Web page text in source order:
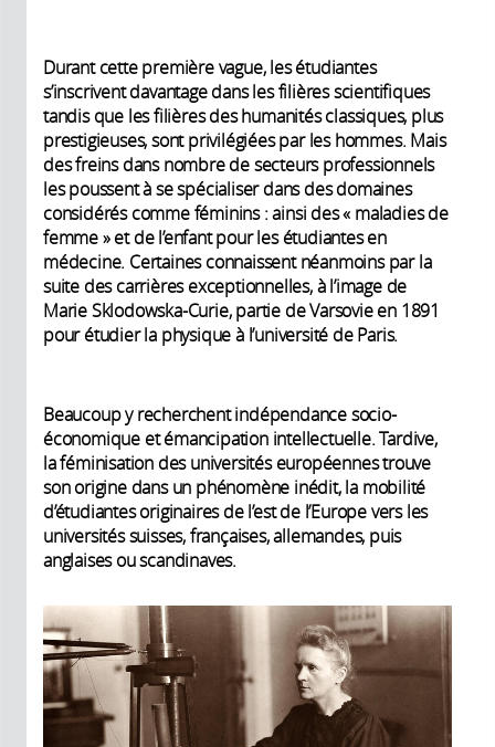
Durant cette première vague, les étudiantes
s’inscrivent davantage dans les filières scientifiques
tandis que les filières des humanités classiques, plus
prestigieuses, sont privilégiées par les hommes. Mais
des freins dans nombre de secteurs professionnels
les poussent à se spécialiser dans des domaines
considérés comme féminins : ainsi des « maladies de
femme » et de l’enfant pour les étudiantes en
médecine. Certaines connaissent néanmoins par la
suite des carrières exceptionnelles, à l’image de
Marie Sklodowska-Curie, partie de Varsovie en 1891
pour étudier la physique à l’université de Paris.
Beaucoup y recherchent indépendance socio-
économique et émancipation intellectuelle. Tardive,
la féminisation des universités européennes trouve
son origine dans un phénomène inédit, la mobilité
d’étudiantes originaires de l’est de l’Europe vers les
universités suisses, françaises, allemandes, puis
anglaises ou scandinaves.